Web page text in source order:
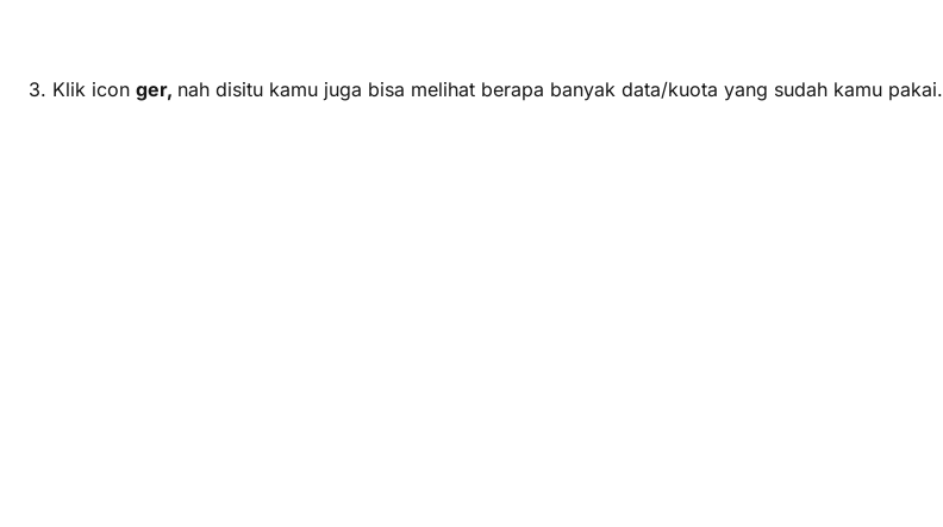
3. Klik icon ger, nah disitu kamu juga bisa melihat berapa banyak data/kuota yang sudah kamu pakai.